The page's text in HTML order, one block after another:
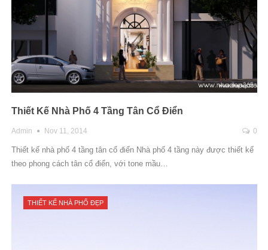
Thiết Kế Nhà Phố 4 Tầng Tân Cổ Điển
Admin Nov 11, 2014 0
Thiết kế nhà phố 4 tầng tân cổ điển Nhà phố 4 tầng này được thiết kế
theo phong cách tân cổ điển, với tone mầu…
THIẾT KẾ NHÀ PHỐ ĐẸP